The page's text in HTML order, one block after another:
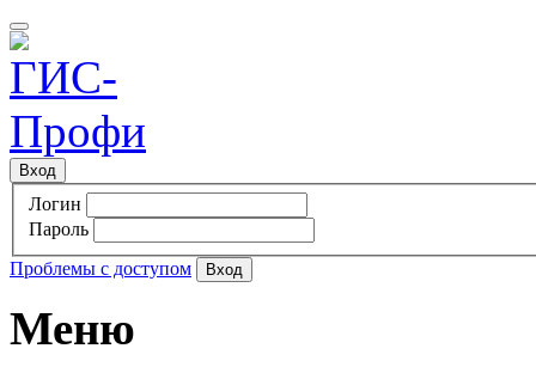
Вход
Логин
Пароль
Проблемы с доступом
Меню